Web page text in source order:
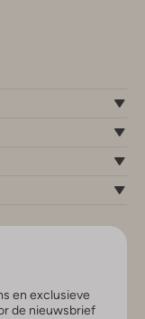
en exclusieve
de nieuwsbrief